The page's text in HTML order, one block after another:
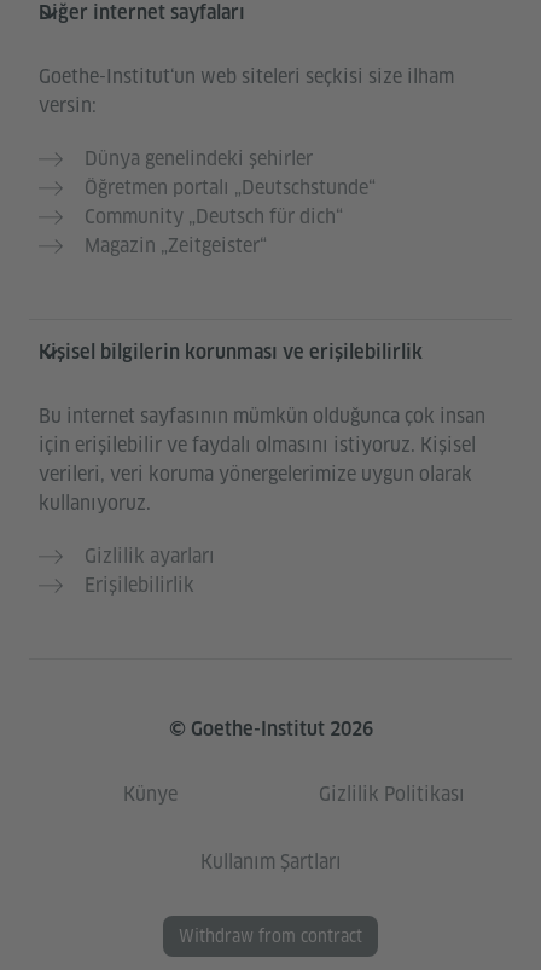
Diğer internet sayfaları
Goethe-Institut‘un web siteleri seçkisi size ilham
versin:
Dünya genelindeki şehirler
Öğretmen portalı „Deutschstunde“
Community „Deutsch für dich“
Magazin „Zeitgeister“
Kişisel bilgilerin korunması ve erişilebilirlik
Bu internet sayfasının mümkün olduğunca çok insan
için erişilebilir ve faydalı olmasını istiyoruz. Kişisel
verileri, veri koruma yönergelerimize uygun olarak
kullanıyoruz.
Gizlilik ayarları
Erişilebilirlik
© Goethe-Institut 2026
Künye Gizlilik Politikası
Kullanım Şartları
Withdraw from contract